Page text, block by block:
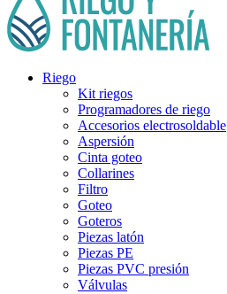
Riego
Kit riegos
Programadores de riego
Accesorios electrosoldable
Aspersión
Cinta goteo
Collarines
Filtro
Goteo
Goteros
Piezas latón
Piezas PE
Piezas PVC presión
Válvulas